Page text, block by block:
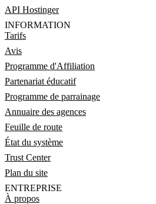
API Hostinger
INFORMATION
Tarifs
Avis
Programme d'Affiliation
Partenariat éducatif
Programme de parrainage
Annuaire des agences
Feuille de route
État du système
Trust Center
Plan du site
ENTREPRISE
À propos